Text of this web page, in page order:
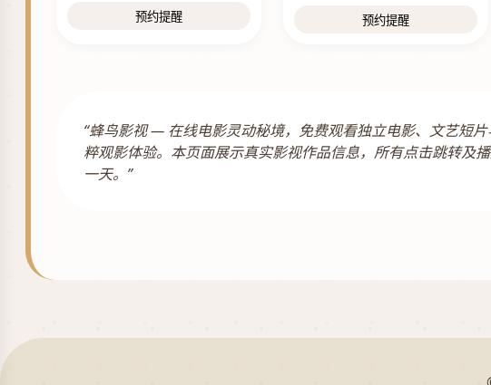
预约提醒 预约提醒
“蜂鸟影视 — 在线电影灵动秘境，免费观看独立电影、文艺短
粹观影体验。本页面展示真实影视作品信息，所有点击跳转及
一天。”